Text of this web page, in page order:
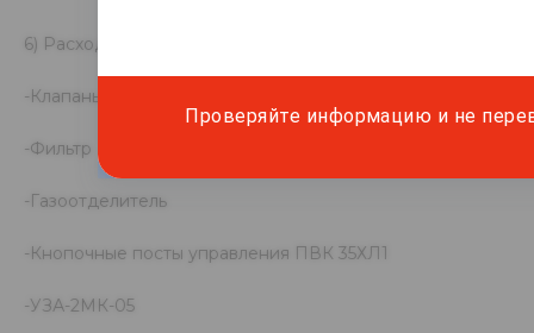
6) Расход 130 м
-Клапаны электромагнитные
-Фильтр
-Газоотделитель
-Кнопочные посты управления ПВК 35ХЛ1
-УЗА-2МК-05
Проверяйте информацию и не